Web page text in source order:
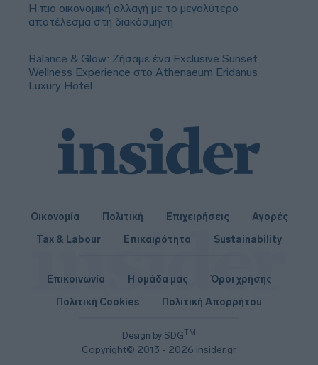
Η πιο οικονομική αλλαγή με το μεγαλύτερο
αποτέλεσμα στη διακόσμηση
Balance & Glow: Ζήσαμε ένα Exclusive Sunset
Wellness Experience στο Athenaeum Eridanus
Luxury Hotel
Οικονομία Πολιτική Επιχειρήσεις
Αγορές
Tax & Labour
Επικαιρότητα Sustainability
Design by SDGTM
Copyright© 2013 - 2026 insider.gr
Επικοινωνία Η ομάδα μας
Όροι χρήσης
Πολιτική Cookies
Πολιτική Απορρήτου